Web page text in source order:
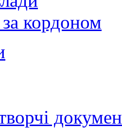
кордоном